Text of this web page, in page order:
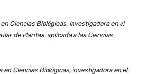
Ciencias Biológicas, investigadora en el
de Plantas, aplicada a las Ciencias
en Ciencias Biológicas, investigadora en el